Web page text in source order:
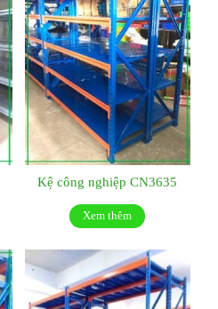
Kệ công nghiệp CN3635
Xem thêm